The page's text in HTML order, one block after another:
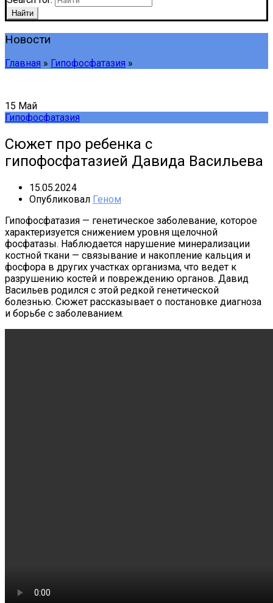
Найти
Новости
Главная » Гипофосфатазия »
15 Май
Гипофосфатазия
Сюжет про ребенка с
гипофосфатазией Давида Васильева
15.05.2024
Опубликовал Геном
Гипофосфатазия — генетическое заболевание, которое
характеризуется снижением уровня щелочной
фосфатазы. Наблюдается нарушение минерализации
костной ткани — связывание и накопление кальция и
фосфора в других участках организма, что ведет к
разрушению костей и повреждению органов. Давид
Васильев родился с этой редкой генетической
болезнью. Сюжет рассказывает о постановке диагноза
и борьбе с заболеванием.